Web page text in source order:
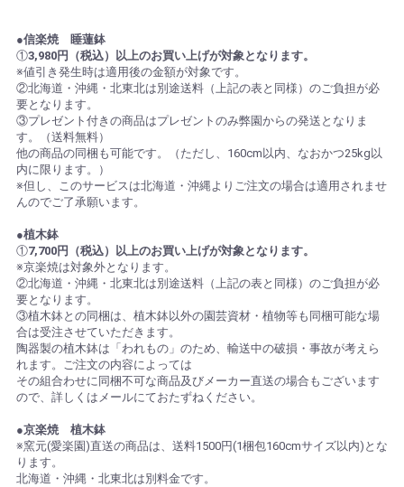
●信楽焼 睡蓮鉢
①3,980円（税込）以上のお買い上げが対象となります。
※値引き発生時は適用後の金額が対象です。
②北海道・沖縄・北東北は別途送料（上記の表と同様）のご負担が必
要となります。
③プレゼント付きの商品はプレゼントのみ弊園からの発送となりま
す。（送料無料）
他の商品の同梱も可能です。（ただし、160cm以内、なおかつ25kg以
内に限ります。）
※但し、このサービスは北海道・沖縄よりご注文の場合は適用されませ
んのでご了承願います。
●植木鉢
①7,700円（税込）以上のお買い上げが対象となります。
※京楽焼は対象外となります。
②北海道・沖縄・北東北は別途送料（上記の表と同様）のご負担が必
要となります。
③植木鉢との同梱は、植木鉢以外の園芸資材・植物等も同梱可能な場
合は受注させていただきます。
陶器製の植木鉢は「われもの」のため、輸送中の破損・事故が考えら
れます。ご注文の内容によっては
その組合わせに同梱不可な商品及びメーカー直送の場合もございます
ので、詳しくはメールにておたずねください。
●京楽焼 植木鉢
※窯元(愛楽園)直送の商品は、送料1500円(1梱包160cmサイズ以内)とな
ります。
北海道・沖縄・北東北は別料金です。